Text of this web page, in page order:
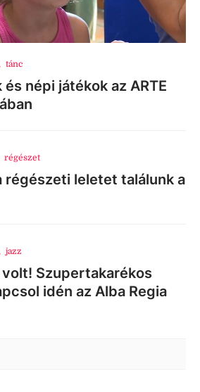
tánc
népi játékok az ARTE
régészet
régészeti leletet találunk a
jazz
Szupertakarékos
idén az Alba Regia